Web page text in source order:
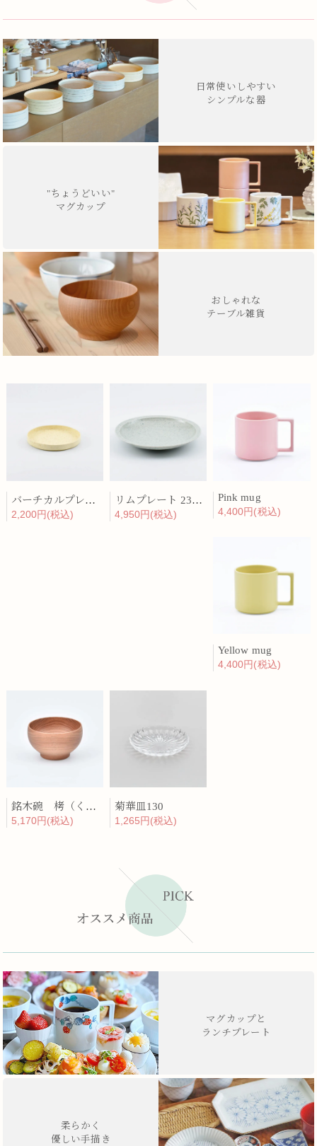
日常使いしやすい
シンプルな器
"ちょうどいい"
マグカップ
おしゃれな
テーブル雑貨
バーチカルプレート 15cm 化粧土
2,200円(税込)
リムプレート 23cm 呉須散
4,950円(税込)
Pink mug
4,400円(税込)
Yellow mug
4,400円(税込)
銘木碗 栲（くるみ）
5,170円(税込)
菊華皿130
1,265円(税込)
マグカップと
ランチプレート
柔らかく
優しい手描き